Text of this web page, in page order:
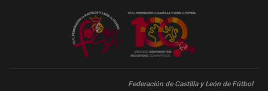
Federación de Castilla y León de Fútbol